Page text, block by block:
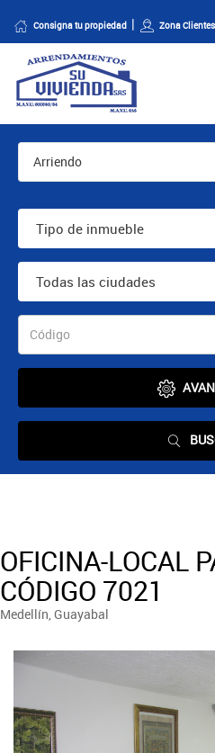
Consigna tu propiedad Zona Clientes
Tipo de inmueble
Todas las ciudades
OFICINA-LOCAL
CÓDIGO 7021
Medellín, Guayabal